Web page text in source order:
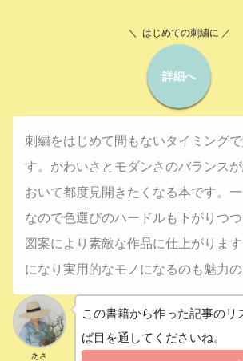
＼ はじめての刺繍に ／
詳細へ
刺繍をはじめて間もないタイミング
す。かわいさとモダンさのバランス
おいて都度見開きたくなる本です。
なので色選びのハードルも下がりつ
図案により素敵な作品に仕上がりま
になり実用的なモノになるのも魅力の
あさ
この書籍から作った記事のリ
ば目を通してくださいね。